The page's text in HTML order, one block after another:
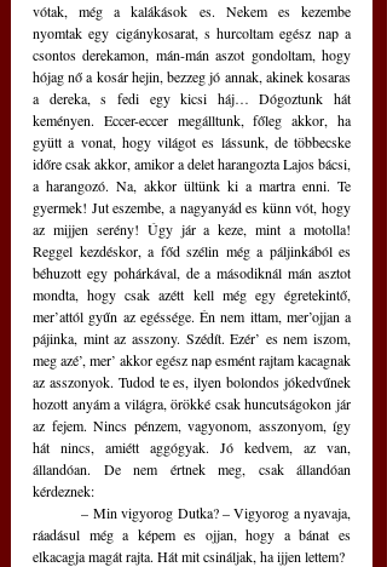
vótak, még a kalákások es. Nekem es kezembe
nyomtak egy cigánykosarat, s hurcoltam egész nap a
csontos derekamon, mán-mán aszot gondoltam, hogy
hójag nő a kosár hejin, bezzeg jó annak, akinek kosaras
a dereka, s fedi egy kicsi háj… Dógoztunk hát
keményen. Eccer-eccer megálltunk, főleg akkor, ha
gyütt a vonat, hogy világot es lássunk, de többecske
időre csak akkor, amikor a delet harangozta Lajos bácsi,
a harangozó. Na, akkor ültünk ki a martra enni. Te
gyermek! Jut eszembe, a nagyanyád es künn vót, hogy
az mijjen serény! Úgy jár a keze, mint a motolla!
Reggel kezdéskor, a főd szélin még a páljinkából es
béhuzott egy pohárkával, de a másodiknál mán asztot
mondta, hogy csak azétt kell még egy égretekintő,
mer’attól gyűn az egéssége. Én nem ittam, mer’ojjan a
pájinka, mint az asszony. Szédít. Ezér’ es nem iszom,
meg azé’, mer’ akkor egész nap esmént rajtam kacagnak
az asszonyok. Tudod te es, ilyen bolondos jókedvűnek
hozott anyám a világra, örökké csak huncutságokon jár
az fejem. Nincs pénzem, vagyonom, asszonyom, így
hát nincs, amiétt aggógyak. Jó kedvem, az van,
állandóan. De nem értnek meg, csak állandóan
kérdeznek:
	– Min vigyorog Dutka? – Vigyorog a nyavaja,
ráadásul még a képem es ojjan, hogy a bánat es
elkacagja magát rajta. Hát mit csináljak, ha ijjen lettem?